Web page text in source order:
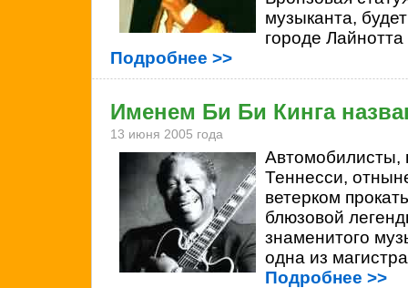
музыканта,
городе
Подробнее >>
Именем Би Би Кинга
13 июня 2005 года
Автомобилисты,
Теннесси,
ветерком
блюзовой
знаменитого
одна из
Подробнее >>